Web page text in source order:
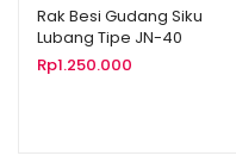
Rak Besi Gudang Siku
Lubang Tipe JN-40
Rp1.250.000